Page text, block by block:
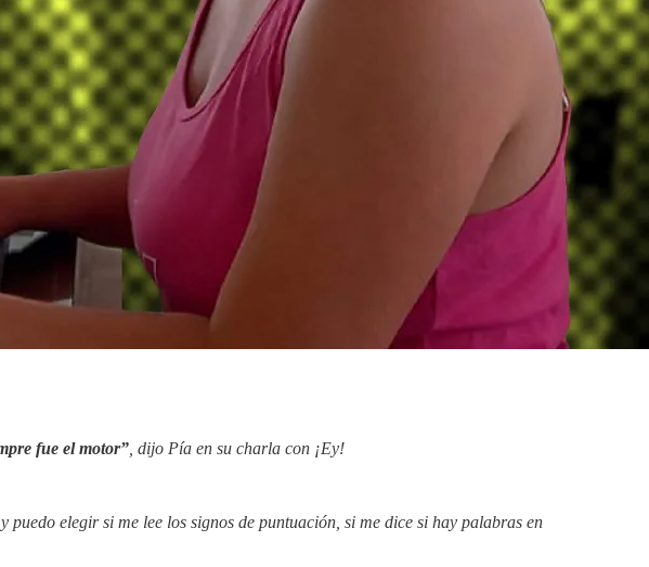
fue el motor” , dijo Pía en su charla con ¡Ey!
elegir si me lee los signos de puntuación, si me dice si hay palabras en